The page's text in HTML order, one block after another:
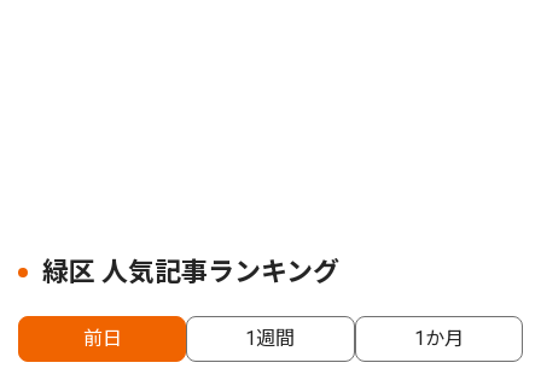
緑区 人気記事ランキング
前日 1週間 1か月